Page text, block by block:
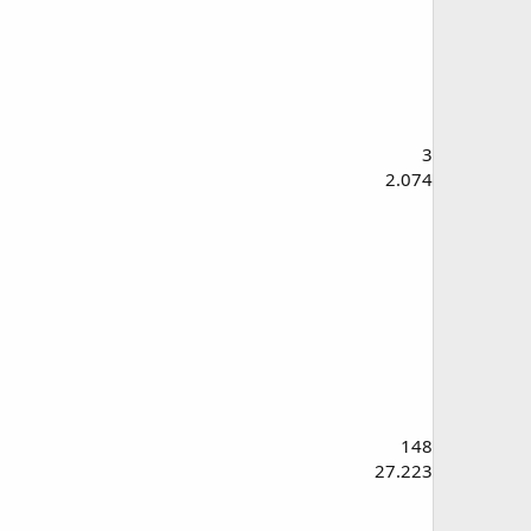
3
2.074
148
27.223